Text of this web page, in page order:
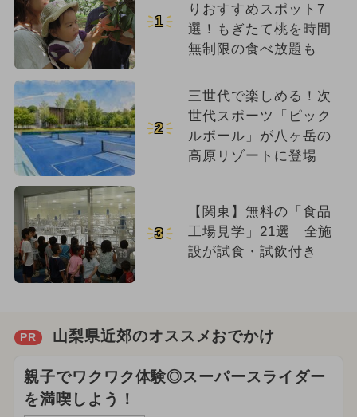
1
りおすすめスポット7
選！もぎたて桃を時間
無制限の食べ放題も
2
三世代で楽しめる！次
世代スポーツ「ピック
ルボール」が八ヶ岳の
高原リゾートに登場
3
【関東】無料の「食品
工場見学」21選 全施
設が試食・試飲付き
PR 山梨県近郊のオススメおでかけ
親子でワクワク体験◎スーパースライダー
を満喫しよう！